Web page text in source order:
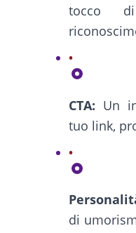
tocco
CTA: Un
tuo link,
di